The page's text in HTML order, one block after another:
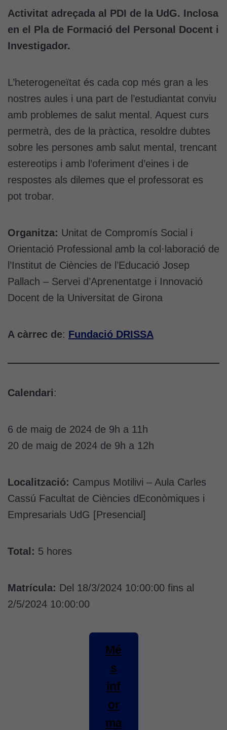
Activitat adreçada al PDI de la UdG. Inclosa
en el Pla de Formació del Personal Docent i
Investigador.
L’heterogeneïtat és cada cop més gran a les
nostres aules i una part de l’estudiantat conviu
amb problemes de salut mental. Aquest curs
permetrà, des de la pràctica, resoldre dubtes
sobre les persones amb salut mental, trencant
estereotips i amb l’oferiment d’eines i de
respostes als dilemes que el professorat es
pot trobar.
Organitza: Unitat de Compromís Social i
Orientació Professional amb la col·laboració de
l’Institut de Ciències de l’Educació Josep
Pallach – Servei d’Aprenentatge i Innovació
Docent de la Universitat de Girona
A càrrec de: Fundació DRISSA
Calendari:
6 de maig de 2024 de 9h a 11h
20 de maig de 2024 de 9h a 12h
Localització: Campus Motilivi – Aula Carles
Cassú Facultat de Ciències dEconòmiques i
Empresarials UdG [Presencial]
Total: 5 hores
Matrícula: Del 18/3/2024 10:00:00 fins al
2/5/2024 10:00:00
Mé
s
inf
or
ma